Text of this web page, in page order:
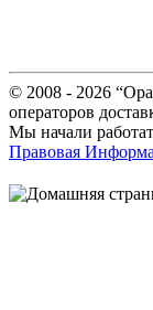
© 2008 - 2026
операторов
Мы начали
Правовая